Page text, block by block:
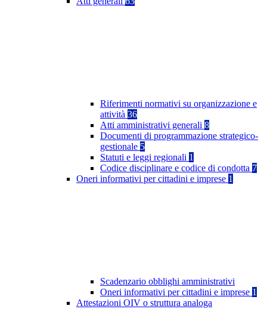
Riferimenti normativi su organizzazione e
attività 36
Atti amministrativi generali 8
Documenti di programmazione strategico-
gestionale 5
Statuti e leggi regionali 1
Codice disciplinare e codice di condotta 7
Oneri informativi per cittadini e imprese 1
Scadenzario obblighi amministrativi
Oneri informativi per cittadini e imprese 1
Attestazioni OIV o struttura analoga